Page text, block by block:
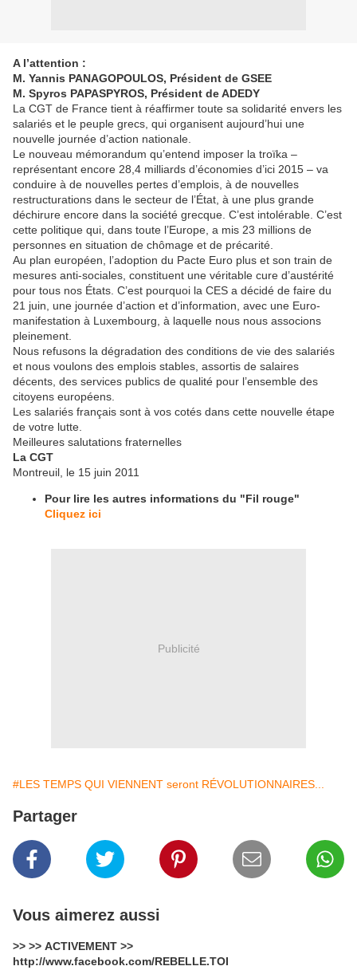
A l’attention :
M. Yannis PANAGOPOULOS, Président de GSEE
M. Spyros PAPASPYROS, Président de ADEDY
La CGT de France tient à réaffirmer toute sa solidarité envers les
salariés et le peuple grecs, qui organisent aujourd’hui une
nouvelle journée d’action nationale.
Le nouveau mémorandum qu’entend imposer la troïka –
représentant encore 28,4 milliards d’économies d’ici 2015 – va
conduire à de nouvelles pertes d’emplois, à de nouvelles
restructurations dans le secteur de l’État, à une plus grande
déchirure encore dans la société grecque. C’est intolérable. C’est
cette politique qui, dans toute l’Europe, a mis 23 millions de
personnes en situation de chômage et de précarité.
Au plan européen, l’adoption du Pacte Euro plus et son train de
mesures anti-sociales, constituent une véritable cure d’austérité
pour tous nos États. C’est pourquoi la CES a décidé de faire du
21 juin, une journée d’action et d’information, avec une Euro-
manifestation à Luxembourg, à laquelle nous nous associons
pleinement.
Nous refusons la dégradation des conditions de vie des salariés
et nous voulons des emplois stables, assortis de salaires
décents, des services publics de qualité pour l’ensemble des
citoyens européens.
Les salariés français sont à vos cotés dans cette nouvelle étape
de votre lutte.
Meilleures salutations fraternelles
La CGT
Montreuil, le 15 juin 2011
Pour lire les autres informations du "Fil rouge"
Cliquez ici
Publicité
#LES TEMPS QUI VIENNENT seront RÉVOLUTIONNAIRES...
Partager
Vous aimerez aussi
>> >> ACTIVEMENT >>
http://www.facebook.com/REBELLE.TOI